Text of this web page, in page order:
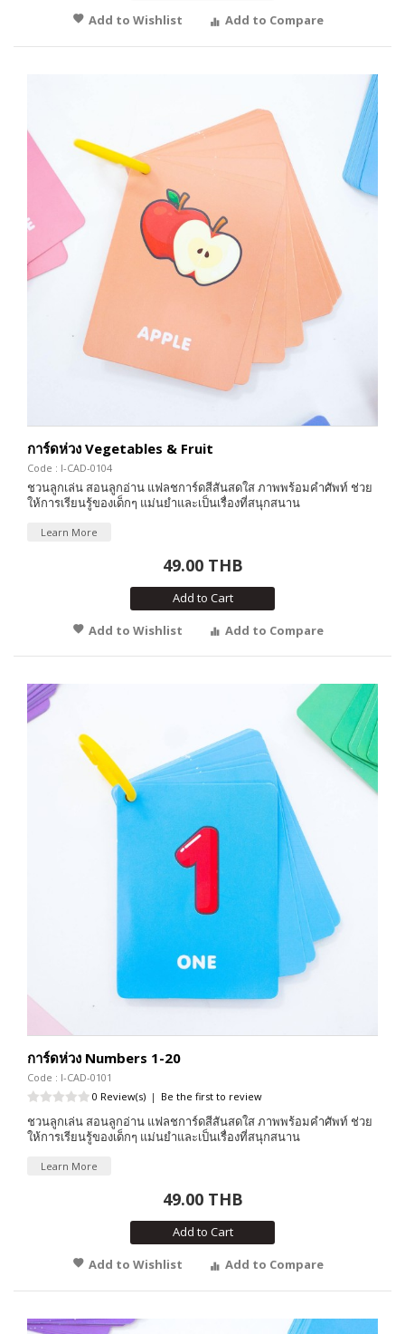
Add to Wishlist
Add to Compare
การ์ดห่วง Vegetables & Fruit
Code : I-CAD-0104
ชวนลูกเล่น สอนลูกอ่าน แฟลชการ์ดสีสันสดใส ภาพพร้อมคำศัพท์ ช่วย
ให้การเรียนรู้ของเด็กๆ แม่นยำและเป็นเรื่องที่สนุกสนาน
Learn More
49.00 THB
Add to Cart
Add to Wishlist
Add to Compare
การ์ดห่วง Numbers 1-20
Code : I-CAD-0101
0 Review(s) | Be the first to review
ชวนลูกเล่น สอนลูกอ่าน แฟลชการ์ดสีสันสดใส ภาพพร้อมคำศัพท์ ช่วย
ให้การเรียนรู้ของเด็กๆ แม่นยำและเป็นเรื่องที่สนุกสนาน
Learn More
49.00 THB
Add to Cart
Add to Wishlist
Add to Compare